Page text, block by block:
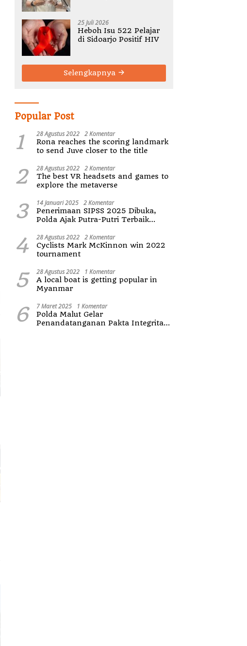
Pelanggaran SOP
25 Juli 2026
Heboh Isu 522 Pelajar
di Sidoarjo Positif HIV
Selengkapnya
Popular Post
1 28 Agustus 2022 2 Komentar
Rona reaches the scoring landmark
to send Juve closer to the title
2 28 Agustus 2022 2 Komentar
The best VR headsets and games to
explore the metaverse
3 14 Januari 2025 2 Komentar
Penerimaan SIPSS 2025 Dibuka,
Polda Ajak Putra-Putri Terbaik
4 28 Agustus 2022 2 Komentar
Cyclists Mark McKinnon win 2022
tournament
5 28 Agustus 2022 1 Komentar
A local boat is getting popular in
Myanmar
6 7 Maret 2025 1 Komentar
Polda Malut Gelar
Penandatanganan Pakta Integritas